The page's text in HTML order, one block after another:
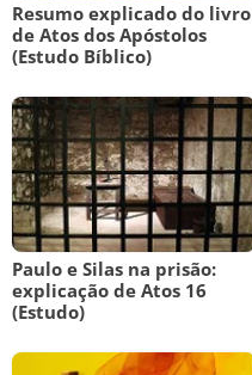
Resumo explicado do livro
de Atos dos Apóstolos
(Estudo Bíblico)
Paulo e Silas na prisão:
explicação de Atos 16
(Estudo)